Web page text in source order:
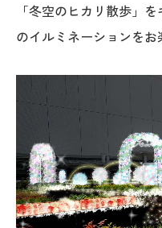
「冬空のヒカリ散歩」
のイルミネーションをお